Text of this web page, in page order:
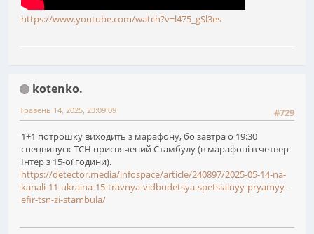
https://www.youtube.com/watch?v=l475_gSl3es
kotenko.
#729
Травень 14, 2025, 23:09:09
1+1 потрошку виходить з марафону, бо завтра о 19:30
спецвипуск ТСН присвячений Стамбулу (в марафоні в четвер
Інтер з 15-ої години).
https://detector.media/infospace/article/240897/2025-05-14-na-
kanali-11-ukraina-15-travnya-vidbudetsya-spetsialnyy-pryamyy-
efir-tsn-zi-stambula/